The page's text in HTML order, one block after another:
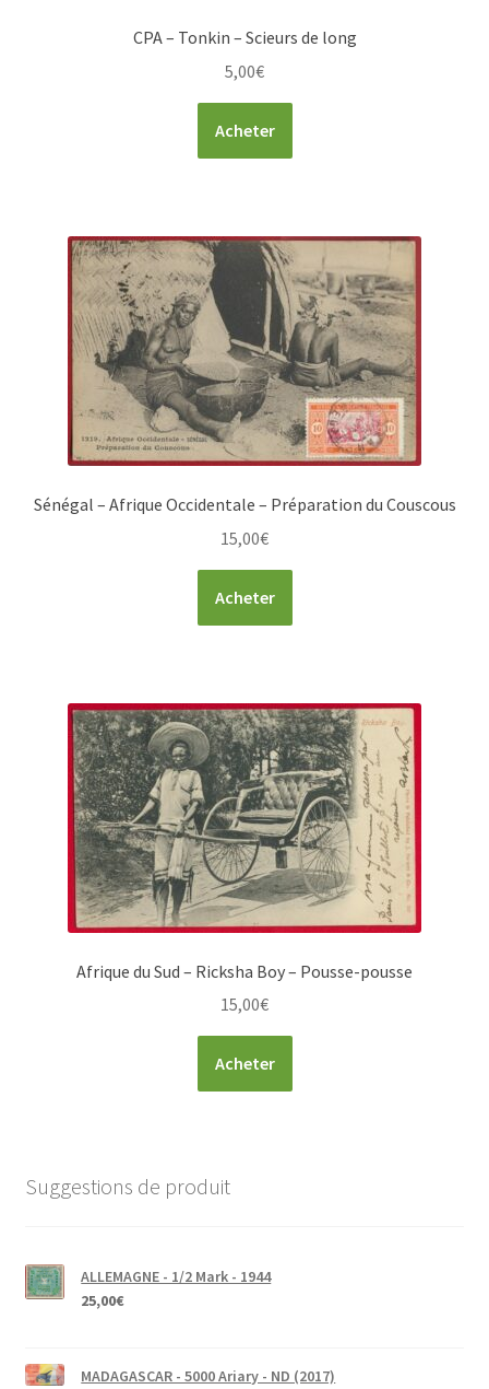
CPA – Tonkin – Scieurs de long
5,00€
Acheter
Sénégal – Afrique Occidentale – Préparation du Couscous
15,00€
Acheter
Afrique du Sud – Ricksha Boy – Pousse-pousse
15,00€
Acheter
Suggestions de produit
ALLEMAGNE - 1/2 Mark - 1944
25,00€
MADAGASCAR - 5000 Ariary - ND (2017)